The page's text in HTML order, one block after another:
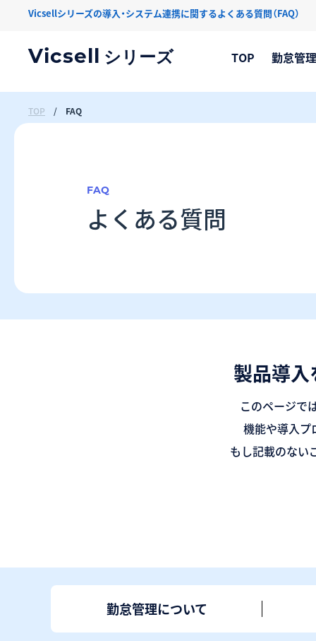
Vicsell シリーズ TOP 勤怠管
Vicsellシリーズの導入・システム連携に関するよくある質問（FAQ）
TOP / FAQ
FAQ
よくある質問
製品導入
このページで
機能や導入プ
もし記載のない
勤怠管理について